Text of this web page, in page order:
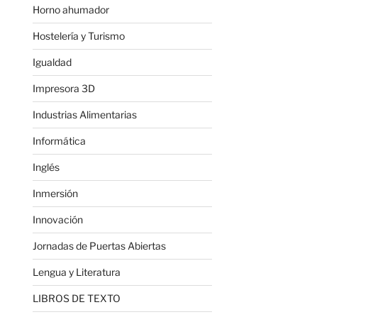
Horno ahumador
Hostelería y Turismo
Igualdad
Impresora 3D
Industrias Alimentarias
Informática
Inglés
Inmersión
Innovación
Jornadas de Puertas Abiertas
Lengua y Literatura
LIBROS DE TEXTO